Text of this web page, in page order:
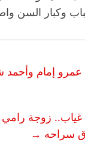
وكبار السن
غياب.. زوجة
سراحه →